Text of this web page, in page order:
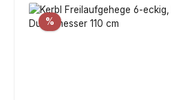
%Rabatt